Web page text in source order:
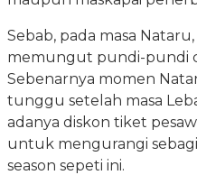
Sebab, pada masa
memungut pundi-pundi
Sebenarnya momen
tunggu setelah masa
adanya diskon tiket
untuk mengurangi
season sepeti ini.